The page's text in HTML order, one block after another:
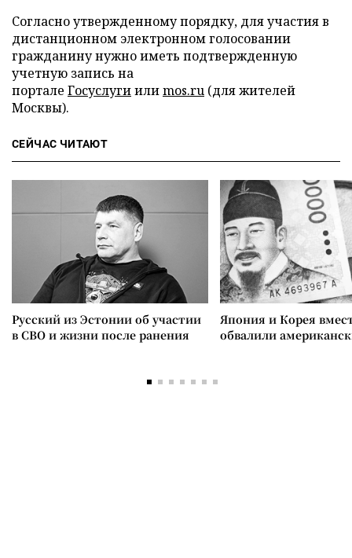
Согласно утвержденному порядку, для участия в
дистанционном электронном голосовании
гражданину нужно иметь подтвержденную
учетную запись на
портале Госуслугиилиmos.ru (для жителей
Москвы).
СЕЙЧАС ЧИТАЮТ
Русский из Эстонии об участии
в СВО и жизни после ранения
Япония и Корея
обвалили